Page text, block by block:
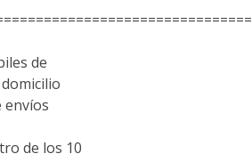
de
envíos
de los 10